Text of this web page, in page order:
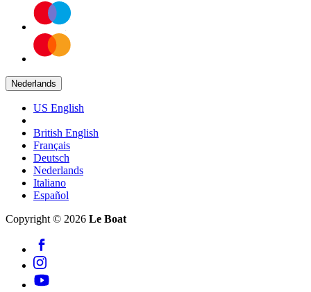
Nederlands
US English
British English
Français
Deutsch
Nederlands
Italiano
Español
Copyright © 2026 Le Boat